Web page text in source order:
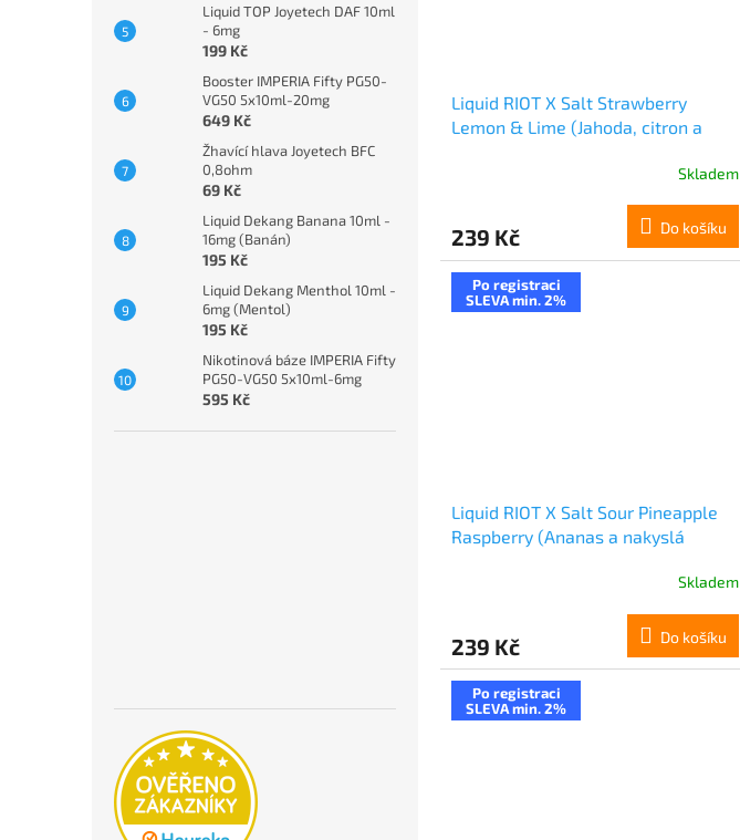
Liquid TOP Joyetech DAF 10ml
- 6mg
199 Kč
Booster IMPERIA Fifty PG50-
VG50 5x10ml-20mg
649 Kč
Žhavící hlava Joyetech BFC
0,8ohm
69 Kč
Liquid Dekang Banana 10ml -
16mg (Banán)
195 Kč
Liquid Dekang Menthol 10ml -
6mg (Mentol)
195 Kč
Nikotinová báze IMPERIA Fifty
PG50-VG50 5x10ml-6mg
595 Kč
Liquid RIOT X Salt Strawberry
Lemon & Lime (Jahoda, citron a
Skladem
239 Kč Do košíku
Po registraci
SLEVA min. 2%
Liquid RIOT X Salt Sour Pineapple
Raspberry (Ananas a nakyslá
Skladem
239 Kč Do košíku
Po registraci
SLEVA min. 2%